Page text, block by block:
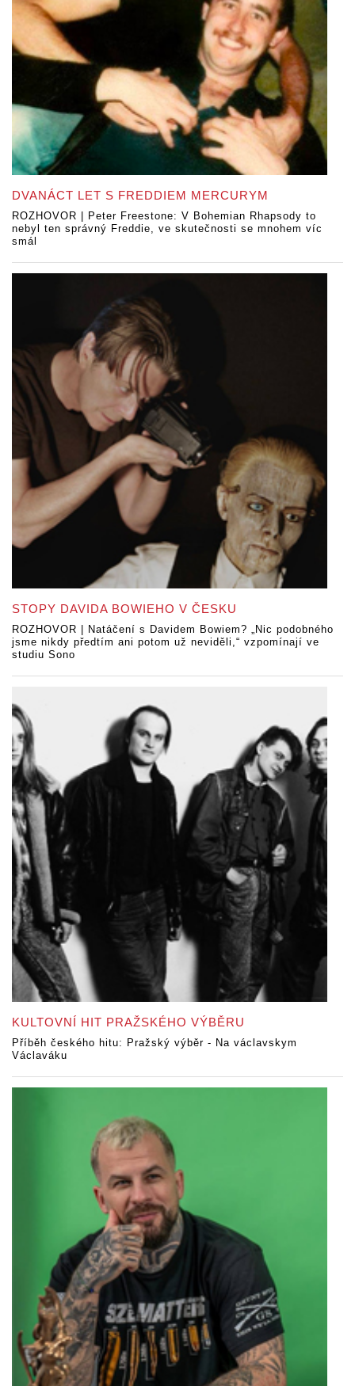
DVANÁCT LET S FREDDIEM MERCURYM
ROZHOVOR | Peter Freestone: V Bohemian Rhapsody to
nebyl ten správný Freddie, ve skutečnosti se mnohem víc
smál
STOPY DAVIDA BOWIEHO V ČESKU
ROZHOVOR | Natáčení s Davidem Bowiem? „Nic podobného
jsme nikdy předtím ani potom už neviděli,“ vzpomínají ve
studiu Sono
KULTOVNÍ HIT PRAŽSKÉHO VÝBĚRU
Příběh českého hitu: Pražský výběr - Na václavskym
Václaváku